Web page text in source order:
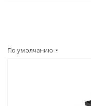
По умолчанию